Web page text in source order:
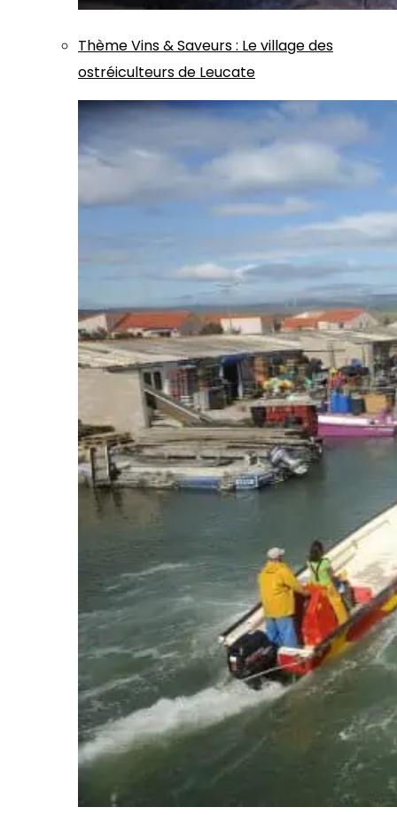
ThèmeVins & Saveurs: Le village des
ostréiculteurs de Leucate